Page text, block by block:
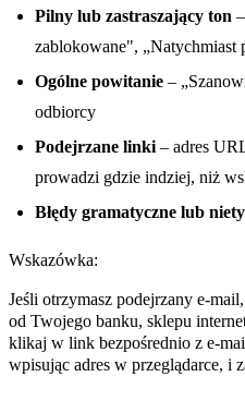
Pilny lub zastraszający ton
zablokowane", „Natychmiast
Ogólne powitanie –
odbiorcy
Podejrzane linki – adres
prowadzi gdzie indziej, niż
Błędy gramatyczne lub
Wskazówka:
Jeśli otrzymasz podejrzany e-
od Twojego banku, sklepu
klikaj w link bezpośrednio z e-
wpisując adres w przeglądarce, i